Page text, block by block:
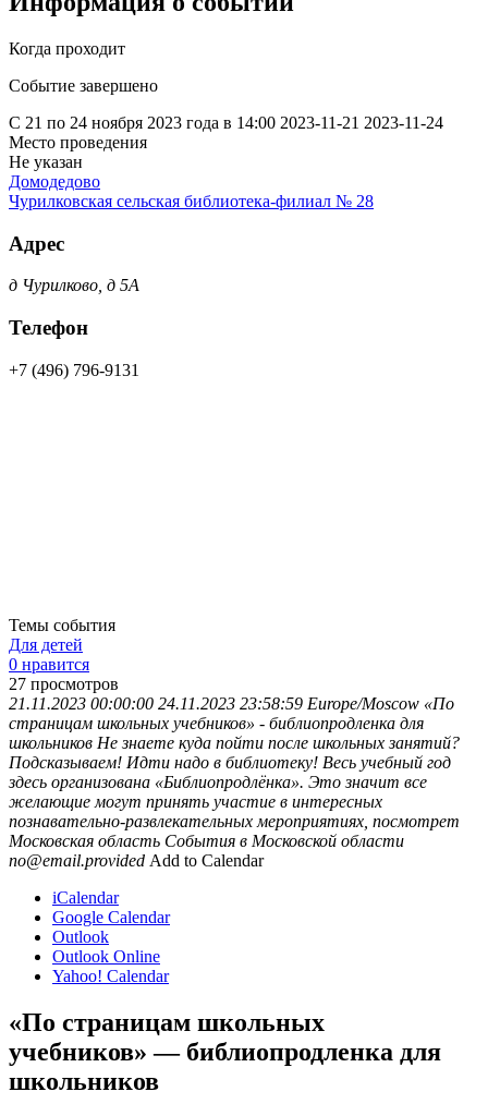
Когда проходит
Событие завершено
С 21 по 24 ноября 2023 года в 14:00 2023-11-21 2023-11-24
Место проведения
Не указан
Домодедово
Чурилковская сельская библиотека-филиал № 28
Адрес
д Чурилково, д 5А
Телефон
+7 (496) 796-9131
Темы события
Для детей
0 нравится
27 просмотров
21.11.2023 00:00:00 24.11.2023 23:58:59 Europe/Moscow «По
страницам школьных учебников» - библиопродленка для
школьников Не знаете куда пойти после школьных занятий?
Подсказываем! Идти надо в библиотеку! Весь учебный год
здесь организована «Библиопродлёнка». Это значит все
желающие могут принять участие в интересных
познавательно-развлекательных мероприятиях, посмотрет
Московская область События в Московской области
no@email.provided Add to Calendar
iCalendar
Google Calendar
Outlook
Outlook Online
Yahoo! Calendar
«По страницам школьных
учебников» — библиопродленка для
школьников